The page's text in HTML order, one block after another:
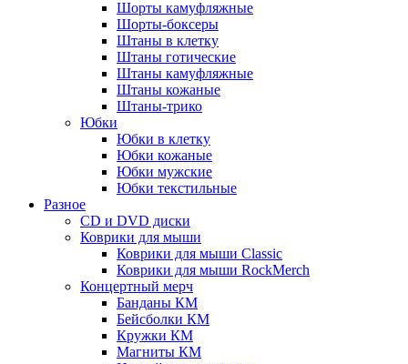
Шорты камуфляжные
Шорты-боксеры
Штаны в клетку
Штаны готические
Штаны камуфляжные
Штаны кожаные
Штаны-трико
Юбки
Юбки в клетку
Юбки кожаные
Юбки мужские
Юбки текстильные
Разное
CD и DVD диски
Коврики для мыши
Коврики для мыши Classic
Коврики для мыши RockMerch
Концертный мерч
Банданы КМ
Бейсболки КМ
Кружки КМ
Магниты КМ